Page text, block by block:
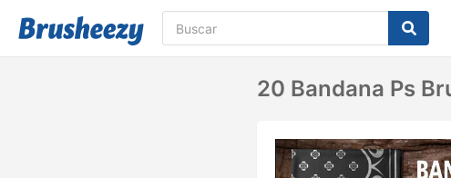
20 Bandana Ps